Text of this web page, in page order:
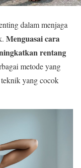
dalam menjaga
Menguasai cara
rentang
metode yang
yang cocok